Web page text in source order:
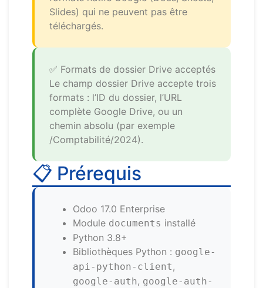
Slides) qui ne peuvent pas être
téléchargés.
✅ Formats de dossier Drive acceptés
Le champ dossier Drive accepte trois
formats : l’ID du dossier, l’URL
complète Google Drive, ou un
chemin absolu (par exemple
/Comptabilité/2024).
📋 Prérequis
Odoo 17.0 Enterprise
Module documents installé
Python 3.8+
Bibliothèques Python : google-
api-python-client,
google-auth, google-auth-